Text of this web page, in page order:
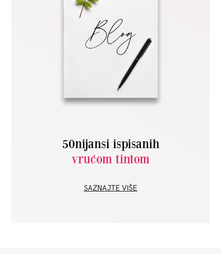
50nijansi ispisanih
vrućom tintom
SAZNAJTE VIŠE